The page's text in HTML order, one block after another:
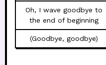
Oh, I wave goodbye to
the end of beginning
(Goodbye, goodbye)